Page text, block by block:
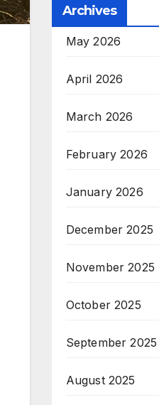
Archives
May 2026
April 2026
March 2026
February 2026
January 2026
December 2025
November 2025
October 2025
September 2025
August 2025